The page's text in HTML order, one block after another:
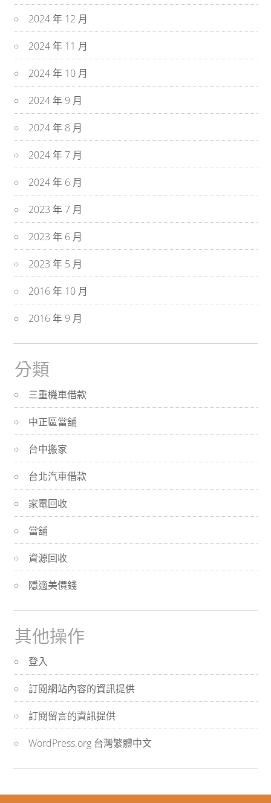
2024 年 12 月
2024 年 11 月
2024 年 10 月
2024 年 9 月
2024 年 8 月
2024 年 7 月
2024 年 6 月
2023 年 7 月
2023 年 6 月
2023 年 5 月
2016 年 10 月
2016 年 9 月
分類
三重機車借款
中正區當舖
台中搬家
台北汽車借款
家電回收
當舖
資源回收
隱適美價錢
其他操作
登入
訂閱網站內容的資訊提供
訂閱留言的資訊提供
WordPress.org 台灣繁體中文